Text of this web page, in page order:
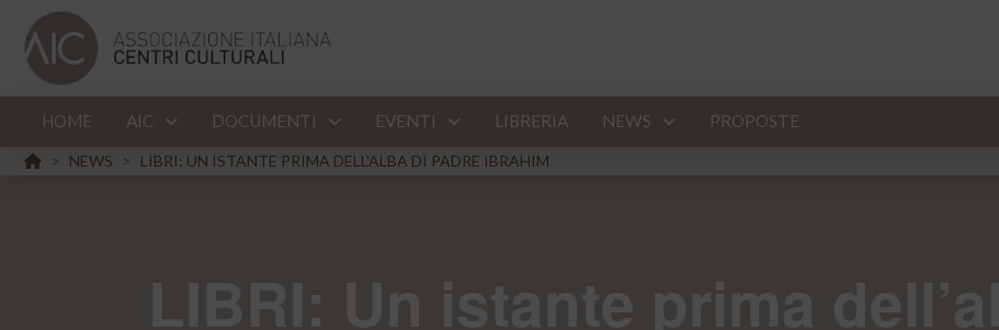
HOME AIC DOCUMENTI EVENTI LIBRERIA NEWS PROPOSTE
HOME
> NEWS > LIBRI: UN ISTANTE PRIMA DELL'ALBA DI PADRE IBRAHIM